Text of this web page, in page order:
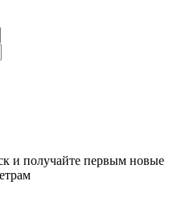
и получайте первым новые